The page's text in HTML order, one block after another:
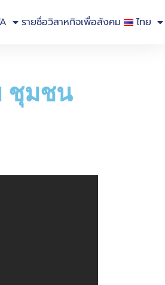
รายชื่อวิสาหกิจเพื่อสังคม ไทย
ชุมชน